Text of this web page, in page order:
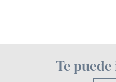
Te